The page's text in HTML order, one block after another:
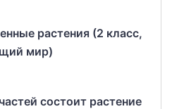
растения (2 класс,
мир)
состоит растение